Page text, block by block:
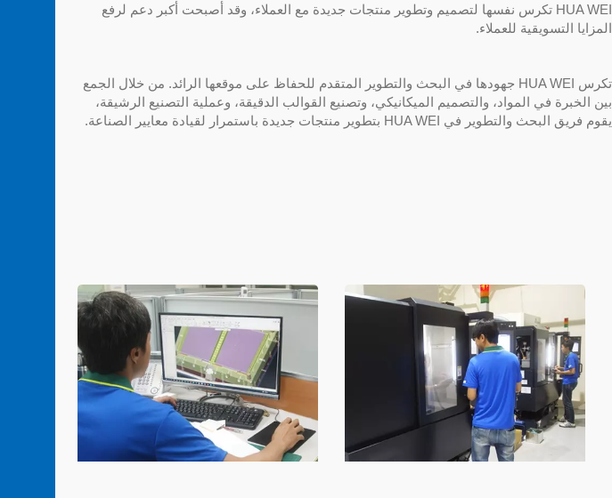
HUA WEI تكرس نفسها لتصميم وتطوير منتجات جديدة مع العملاء، وقد أصبحت أكبر دعم لرفع
المزايا التسويقية للعملاء.
تكرس HUA WEI جهودها في البحث والتطوير المتقدم للحفاظ على موقعها الرائد. من خلال الجمع
بين الخبرة في المواد، والتصميم الميكانيكي، وتصنيع القوالب الدقيقة، وعملية التصنيع الرشيقة،
يقوم فريق البحث والتطوير في HUA WEI بتطوير منتجات جديدة باستمرار لقيادة معايير الصناعة.